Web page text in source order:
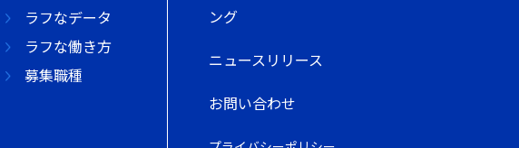
ラフなデータ
ラフな働き方
募集職種
ング
ニュースリリース
お問い合わせ